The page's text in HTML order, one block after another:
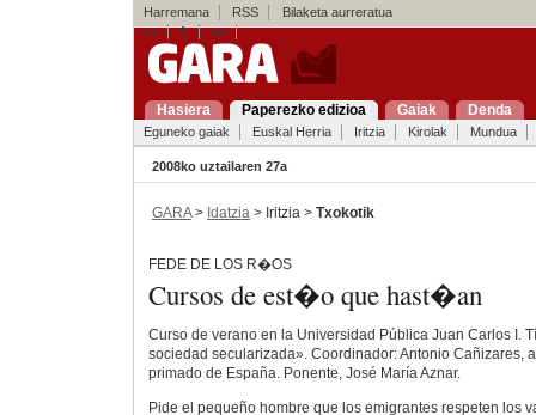
Harremana RSS
Bilaketa aurreratua
es
fr en
Hasiera Paperezko edizioa Gaiak Denda
Eguneko gaiak Euskal Herria Iritzia Kirolak Mundua
2008ko uztailaren 27a
GARA> Idatzia > Iritzia > Txokotik
FEDE DE LOS R�OS
Cursos de est�o que hast�an
Curso de verano en la Universidad Pública Juan Carlos I.
sociedad secularizada». Coordinador: Antonio Cañizares,
primado de España. Ponente, José María Aznar.
Pide el pequeño hombre que los emigrantes respeten los